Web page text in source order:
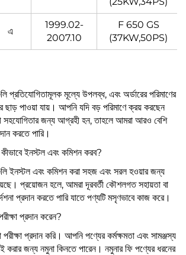
এ
1999.02-
2007.10
F 650 GS
(37KW,50PS)
প্রতিযোগিতামূলক মূল্যে উপলব্ধ, এবং অর্ডারের পরিমাণের
ছাড় পাওয়া যায়। আপনি যদি বড় পরিমাণে ক্রয় করছেন
সহযোগিতার জন্য আগ্রহী হন, তাহলে আমরা আরও বেশি
করতে পারি।
কীভাবে ইনস্টল এবং কমিশন করব?
ইনস্টল এবং কমিশন করা সহজ এবং সরল হওয়ার জন্য
প্রয়োজন হলে, আমরা দূরবর্তী কৌশলগত সহায়তা বা
প্রদান করতে পারি যাতে পণ্যটি মসৃণভাবে কাজ করে।
প্রদান করেন?
প্রদান করি। আপনি পণ্যের কর্মক্ষমতা এবং সামঞ্জস্য
করার জন্য নমুনা কিনতে পারেন। নমুনার ফি পণ্যের ধরনের